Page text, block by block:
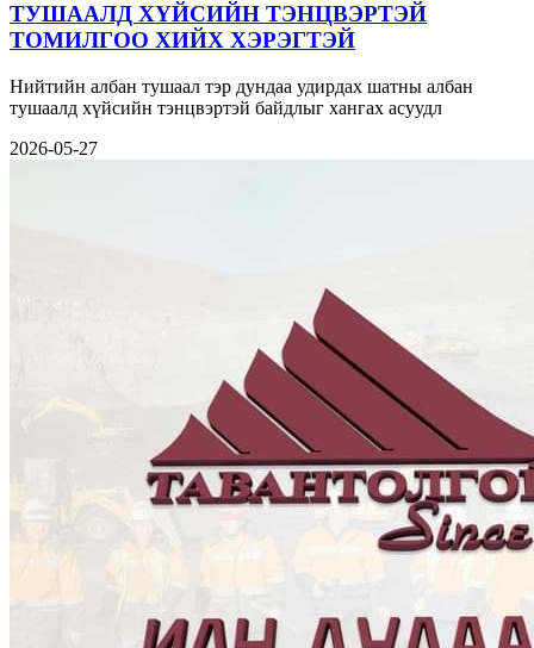
ТУШААЛД ХҮЙСИЙН ТЭНЦВЭРТЭЙ
ТОМИЛГОО ХИЙХ ХЭРЭГТЭЙ
Нийтийн албан тушаал тэр дундаа удирдах шатны албан
тушаалд хүйсийн тэнцвэртэй байдлыг хангах асуудл
2026-05-27